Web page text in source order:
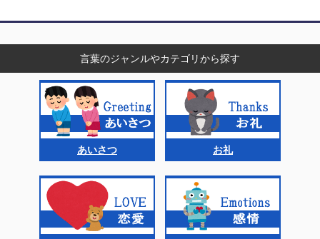
言葉のジャンルやカテゴリから探す
あいさつ お礼